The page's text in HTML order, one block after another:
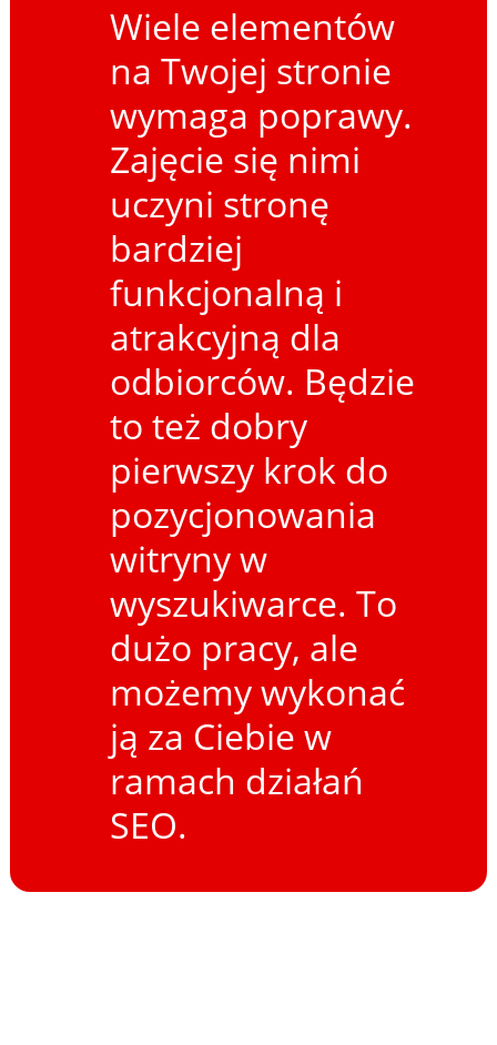
Wiele elementów
na Twojej stronie
wymaga poprawy.
Zajęcie się nimi
uczyni stronę
bardziej
funkcjonalną i
atrakcyjną dla
odbiorców. Będzie
to też dobry
pierwszy krok do
pozycjonowania
witryny w
wyszukiwarce. To
dużo pracy, ale
możemy wykonać
ją za Ciebie w
ramach działań
SEO.